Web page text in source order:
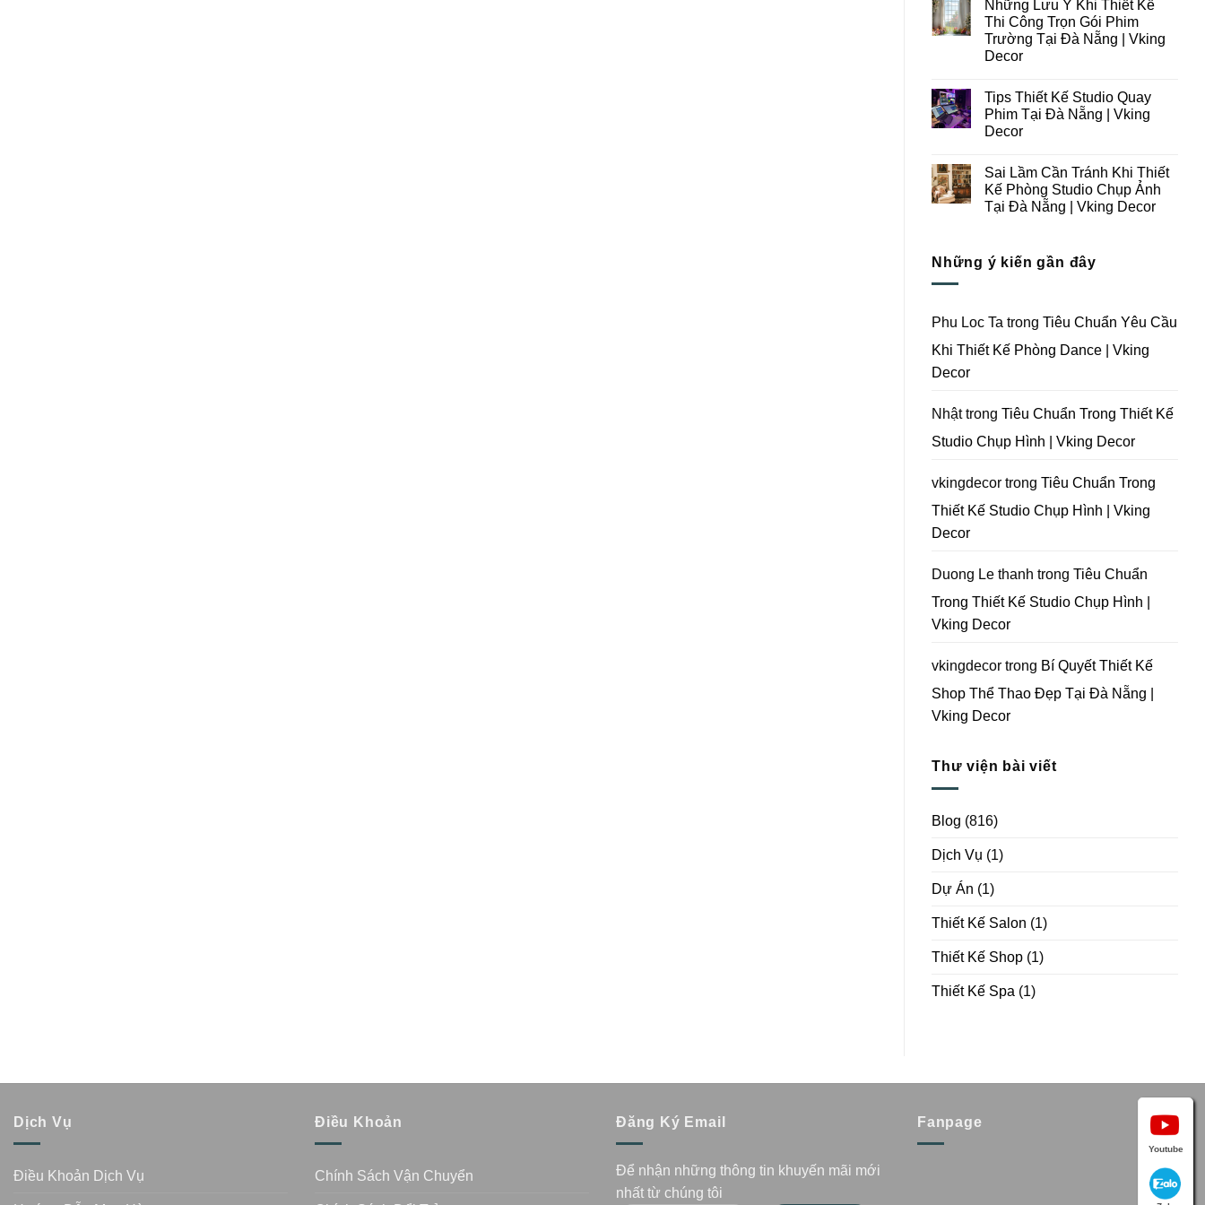
Thi
Công
Studio
Chụp
Ảnh
Tại
Vking
Decor
bình
luận
ở
Những
Lưu
Ý
Kế
Thi
Công
Trọn
Quay
Phim
Tại
Đà
Nẵng
Những Lưu Ý Khi Thiết Kế
Thi Công Trọn Gói Phim
Trường Tại Đà Nẵng | Vking
Decor
bình
luận
ở
Những
Khi
Thiết
Kế
Thi
Công
Trường
Tại
Vking
Decor
Tips Thiết Kế Studio Quay
Phim Tại Đà Nẵng | Vking
Decor
bình
luận
ở
Tips
Quay
Phim
Vking
Sai Lầm Cần Tránh Khi Thiết
Kế Phòng Studio Chụp Ảnh
Tại Đà Nẵng | Vking Decor
luận
ở
Tránh
Khi
Kế
Tại
Đà
Nẵng
|
Những ý kiến gần đây
Phu Loc Ta trong Tiêu Chuẩn Yêu Cầu
Khi Thiết Kế Phòng Dance | Vking
Decor
Nhậttrong Tiêu Chuẩn Trong Thiết Kế
Studio Chụp Hình | Vking Decor
vkingdecor trong Tiêu Chuẩn Trong
Thiết Kế Studio Chụp Hình | Vking
Decor
Duong Le thanh trong Tiêu Chuẩn
Trong Thiết Kế Studio Chụp Hình |
Vking Decor
vkingdecor trong Bí Quyết Thiết Kế
Shop Thể Thao Đẹp Tại Đà Nẵng |
Vking Decor
Thư viện bài viết
Blog (816)
Dịch Vụ (1)
Dự Án (1)
Thiết Kế Salon (1)
Thiết Kế Shop (1)
Thiết Kế Spa (1)
Dịch Vụ
Điều Khoản Dịch Vụ
Điều Khoản
Chính Sách Vận Chuyển
Đăng Ký Email
Để nhận những thông tin khuyến mãi mới
nhất từ chúng tôi
Fanpage
Youtube